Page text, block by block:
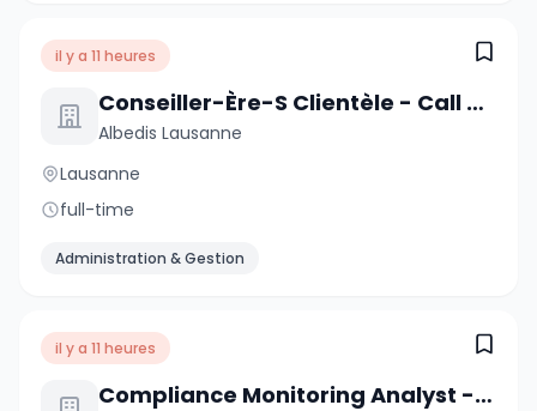
il y a 11 heures
Conseiller-Ère-S Clientèle - Call Center
Albedis Lausanne
Lausanne
full-time
Administration & Gestion
il y a 11 heures
Compliance Monitoring Analyst - Task Force (6-Month Contract)